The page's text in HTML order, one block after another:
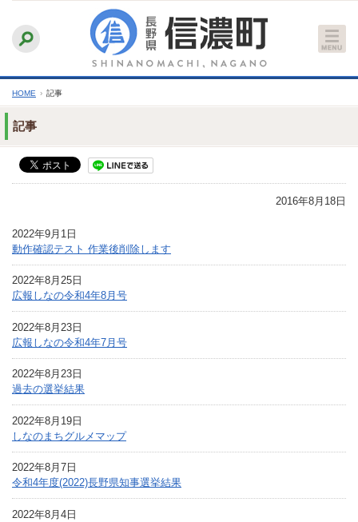
文
へ
ふりがなをつける
文字サイズ
縮小 標準 拡大
HOME › 記事
記事
2016年8月18日
2022年9月1日
動作確認テスト 作業後削除します
2022年8月25日
広報しなの令和4年8月号
2022年8月23日
広報しなの令和4年7月号
2022年8月23日
過去の選挙結果
2022年8月19日
しなのまちグルメマップ
2022年8月7日
令和4年度(2022)長野県知事選挙結果
2022年8月4日